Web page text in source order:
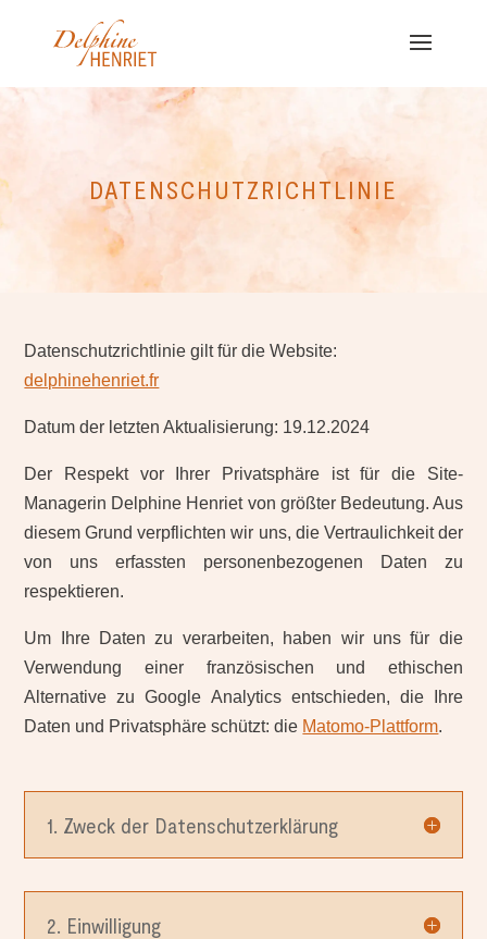
DATENSCHUTZRICHTLINIE
Datenschutzrichtlinie gilt für die Website:
delphinehenriet.fr
Datum der letzten Aktualisierung: 19.12.2024
Der Respekt vor Ihrer Privatsphäre ist für die Site-
Managerin Delphine Henriet von größter Bedeutung. Aus
diesem Grund verpflichten wir uns, die Vertraulichkeit der
von uns erfassten personenbezogenen Daten zu
respektieren.
Um Ihre Daten zu verarbeiten, haben wir uns für die
Verwendung einer französischen und ethischen
Alternative zu Google Analytics entschieden, die Ihre
Daten und Privatsphäre schützt: die Matomo-Plattform.
1. Zweck der Datenschutzerklärung
2. Einwilligung